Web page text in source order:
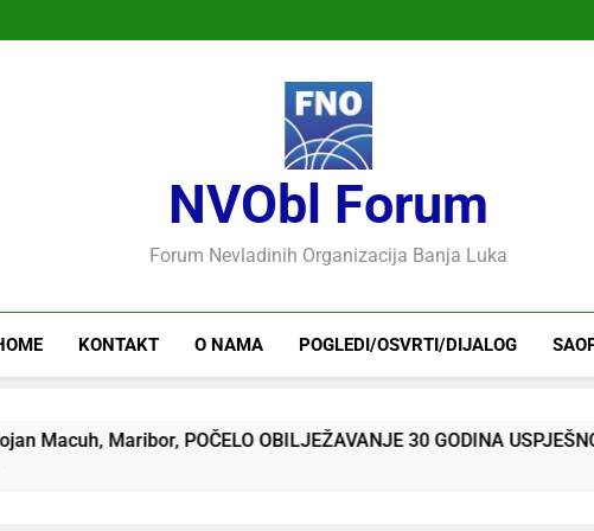
NVObl Forum
Forum Nevladinih Organizacija Banja Luka
KONTAKT O NAMA POGLEDI/OSVRTI/DIJALOG
POČELO OBILJEŽAVANJE 30 GODINA USPJEŠNOG RADA I